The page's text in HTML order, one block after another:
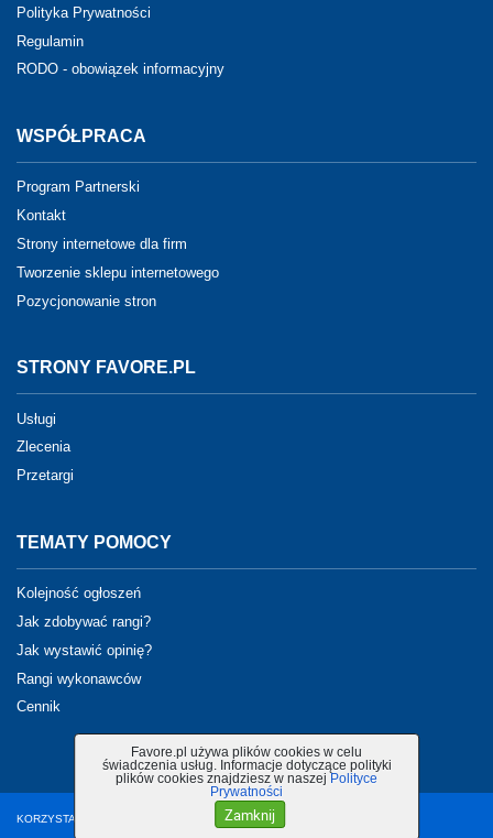
Favore.pl używa plików cookies w celu
świadczenia usług. Informacje dotyczące polityki
plików cookies znajdziesz w naszej Polityce
Prywatności
Zamknij
Polityka Prywatności
Regulamin
RODO - obowiązek informacyjny
WSPÓŁPRACA
Program Partnerski
Kontakt
Strony internetowe dla firm
Tworzenie sklepu internetowego
Pozycjonowanie stron
STRONY FAVORE.PL
Usługi
Zlecenia
Przetargi
TEMATY POMOCY
Kolejność ogłoszeń
Jak zdobywać rangi?
Jak wystawić opinię?
Rangi wykonawców
Cennik
KORZYSTANIE Z PORTALU OZNACZA AKCEPTACJĘ